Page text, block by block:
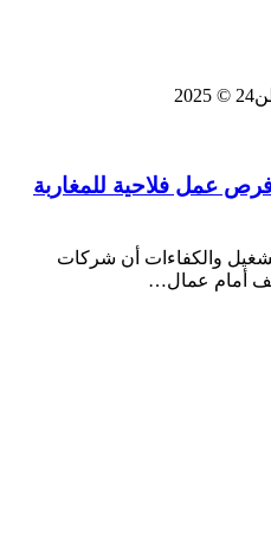
عمل فلاحية للمغاربة
والكفاءات أن شركات
أمام عمال…